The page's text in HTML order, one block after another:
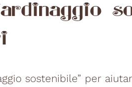
sostenibile” per